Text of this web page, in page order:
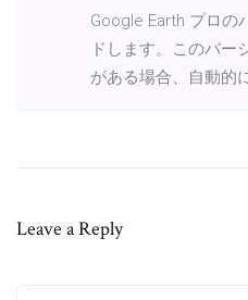
Google Earth プロの
ドします。このバー
がある場合、自動的
Leave a Reply